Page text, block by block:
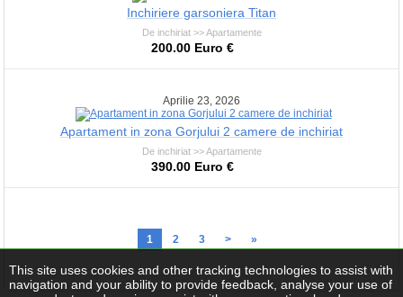
Inchiriere garsoniera Titan
De inchiriat >> Apartamente
200.00 Euro €
Aprilie 23, 2026
Apartament in zona Gorjului 2 camere de inchiriat
De inchiriat >> Apartamente
390.00 Euro €
1 2 3 > »
This site uses cookies and other tracking technologies to assist with
navigation and your ability to provide feedback, analyse your use of